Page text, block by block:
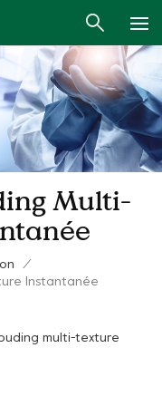
Multi-
/
Instantanée
multi-texture